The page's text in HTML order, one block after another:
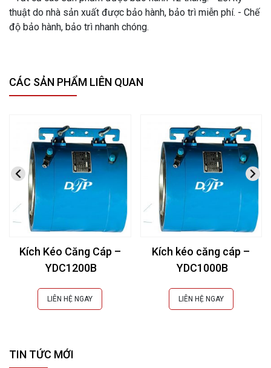
thuật do nhà sản xuất được bảo hành, bảo trì miễn phí. - Chế
độ bảo hành, bảo trì nhanh chóng.
CÁC SẢN PHẨM LIÊN QUAN
Kích Kéo Căng Cáp –
YDC1200B
LIÊN HỆ NGAY
Kích kéo căng cáp –
YDC1000B
LIÊN HỆ NGAY
TIN TỨC MỚI